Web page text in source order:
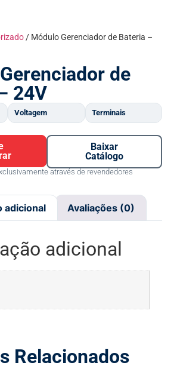
/ Módulo Gerenciador de Bateria –
de
24V
Voltagem Terminais
Baixar
Catálogo
através de revendedores
adicional Avaliações (0)
adicional
Relacionados